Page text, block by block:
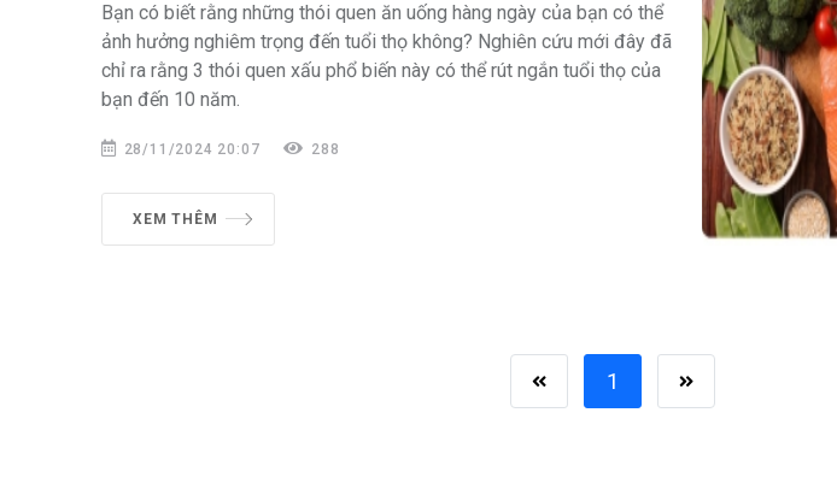
Bạn có biết rằng những thói quen ăn uống hàng ngày của bạn có thể
ảnh hưởng nghiêm trọng đến tuổi thọ không? Nghiên cứu mới đây đã
chỉ ra rằng 3 thói quen xấu phổ biến này có thể rút ngắn tuổi thọ của
bạn đến 10 năm.
28/11/2024 20:07 288
XEM THÊM
1